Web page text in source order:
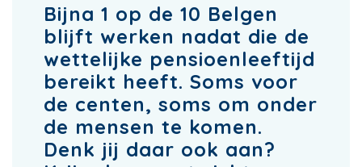
Bijna 1 op de 10 Belgen
blijft werken nadat die de
wettelijke pensioenleeftijd
bereikt heeft. Soms voor
de centen, soms om onder
de mensen te komen.
Denk jij daar ook aan?